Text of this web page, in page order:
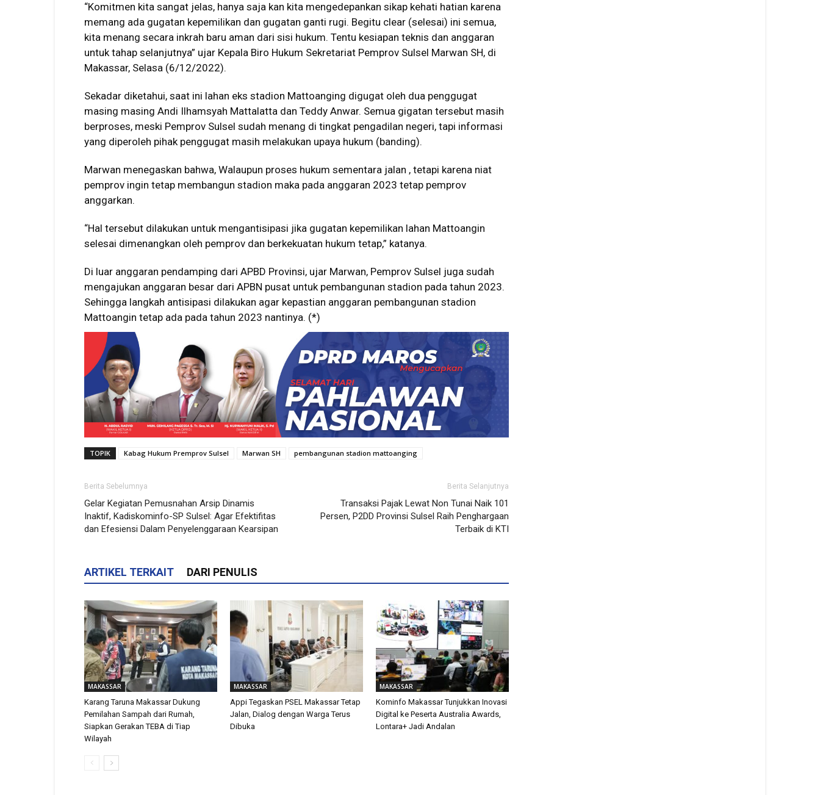
“Komitmen kita sangat jelas, hanya saja kan kita mengedepankan sikap kehati hatian karena
memang ada gugatan kepemilikan dan gugatan ganti rugi. Begitu clear (selesai) ini semua,
kita menang secara inkrah baru aman dari sisi hukum. Tentu kesiapan teknis dan anggaran
untuk tahap selanjutnya” ujar Kepala Biro Hukum Sekretariat Pemprov Sulsel Marwan SH, di
Makassar, Selasa (6/12/2022).
Sekadar diketahui, saat ini lahan eks stadion Mattoanging digugat oleh dua penggugat
masing masing Andi Ilhamsyah Mattalatta dan Teddy Anwar. Semua gigatan tersebut masih
berproses, meski Pemprov Sulsel sudah menang di tingkat pengadilan negeri, tapi informasi
yang diperoleh pihak penggugat masih melakukan upaya hukum (banding).
Marwan menegaskan bahwa, Walaupun proses hukum sementara jalan , tetapi karena niat
pemprov ingin tetap membangun stadion maka pada anggaran 2023 tetap pemprov
anggarkan.
“Hal tersebut dilakukan untuk mengantisipasi jika gugatan kepemilikan lahan Mattoangin
selesai dimenangkan oleh pemprov dan berkekuatan hukum tetap,” katanya.
Di luar anggaran pendamping dari APBD Provinsi, ujar Marwan, Pemprov Sulsel juga sudah
mengajukan anggaran besar dari APBN pusat untuk pembangunan stadion pada tahun 2023.
Sehingga langkah antisipasi dilakukan agar kepastian anggaran pembangunan stadion
Mattoangin tetap ada pada tahun 2023 nantinya. (*)
TOPIK Kabag Hukum Premprov Sulsel Marwan SH pembangunan stadion mattoanging
Berita Sebelumnya
Gelar Kegiatan Pemusnahan Arsip Dinamis
Inaktif, Kadiskominfo-SP Sulsel: Agar Efektifitas
dan Efesiensi Dalam Penyelenggaraan Kearsipan
Berita Selanjutnya
Transaksi Pajak Lewat Non Tunai Naik 101
Persen, P2DD Provinsi Sulsel Raih Penghargaan
Terbaik di KTI
ARTIKEL TERKAIT DARI PENULIS
MAKASSAR
Karang Taruna Makassar Dukung
Pemilahan Sampah dari Rumah,
Siapkan Gerakan TEBA di Tiap
Wilayah
MAKASSAR
Appi Tegaskan PSEL Makassar Tetap
Jalan, Dialog dengan Warga Terus
Dibuka
MAKASSAR
Kominfo Makassar Tunjukkan Inovasi
Digital ke Peserta Australia Awards,
Lontara+ Jadi Andalan